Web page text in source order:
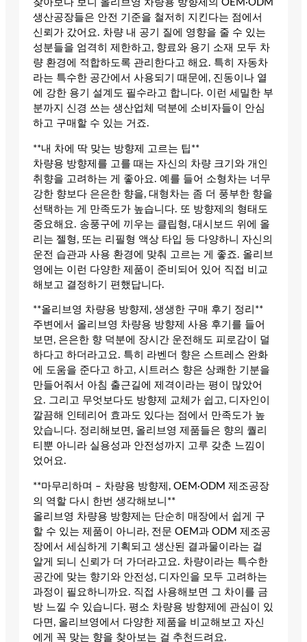
찾아보다 보니 올리브영 차량용 방향제의 OEM·ODM
생산공장들은 안전 기준을 철저히 지킨다는 점에서
신뢰가 갔어요. 차량 내 공기 질에 영향을 줄 수 있는
성분들을 엄격히 제한하고, 향료와 용기 소재 모두 차
량 환경에 적합하도록 관리한다고 해요. 특히 자동차
라는 특수한 공간에서 사용되기 때문에, 진동이나 열
에 강한 용기 설계도 필수라고 합니다. 이런 세밀한 부
분까지 신경 쓰는 생산업체 덕분에 소비자들이 안심
하고 구매할 수 있는 거죠.
**내 차에 딱 맞는 방향제 고르는 팁**
차량용 방향제를 고를 때는 자신의 차량 크기와 개인
취향을 고려하는 게 좋아요. 예를 들어 소형차는 너무
강한 향보다 은은한 향을, 대형차는 좀 더 풍부한 향을
선택하는 게 만족도가 높습니다. 또 방향제의 형태도
중요해요. 송풍구에 끼우는 클립형, 대시보드 위에 올
리는 젤형, 또는 리필형 액상 타입 등 다양하니 자신의
운전 습관과 사용 환경에 맞춰 고르는 게 좋죠. 올리브
영에는 이런 다양한 제품이 준비되어 있어 직접 비교
해보고 결정하기 편했답니다.
**올리브영 차량용 방향제, 생생한 구매 후기 정리**
주변에서 올리브영 차량용 방향제 사용 후기를 들어
보면, 은은한 향 덕분에 장시간 운전해도 피로감이 덜
하다고 하더라고요. 특히 라벤더 향은 스트레스 완화
에 도움을 준다고 하고, 시트러스 향은 상쾌한 기분을
만들어줘서 아침 출근길에 제격이라는 평이 많았어
요. 그리고 무엇보다도 방향제 교체가 쉽고, 디자인이
깔끔해 인테리어 효과도 있다는 점에서 만족도가 높
았습니다. 정리해보면, 올리브영 제품들은 향의 퀄리
티뿐 아니라 실용성과 안전성까지 고루 갖춘 느낌이
었어요.
**마무리하며 – 차량용 방향제, OEM·ODM 제조공장
의 역할 다시 한번 생각해보니**
올리브영 차량용 방향제는 단순히 매장에서 쉽게 구
할 수 있는 제품이 아니라, 전문 OEM과 ODM 제조공
장에서 세심하게 기획되고 생산된 결과물이라는 걸
알게 되니 신뢰가 더 가더라고요. 차량이라는 특수한
공간에 맞는 향기와 안전성, 디자인을 모두 고려하는
과정이 필요하니까요. 직접 사용해보면 그 차이를 금
방 느낄 수 있습니다. 평소 차량용 방향제에 관심이 있
다면, 올리브영에서 다양한 제품을 비교해보고 자신
에게 꼭 맞는 향을 찾아보는 걸 추천드려요.